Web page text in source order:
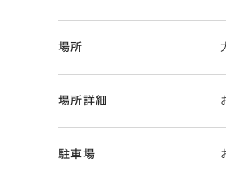
場所
場所詳細
駐車場